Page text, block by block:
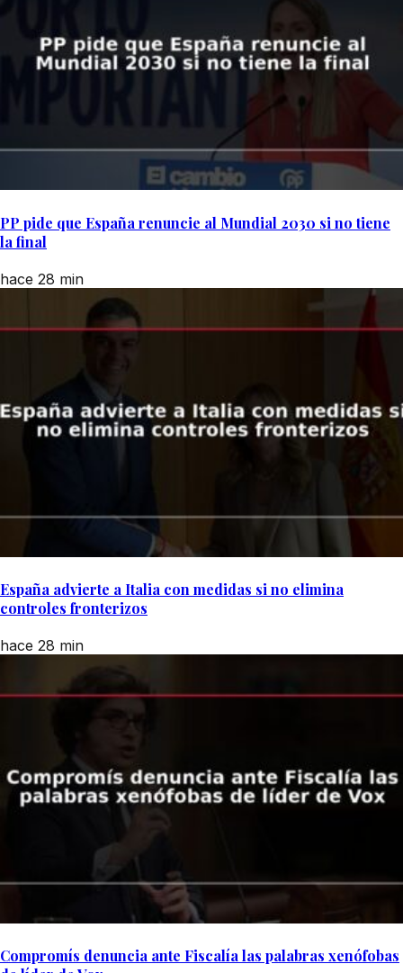
PP pide que España renuncie al Mundial 2030 si no tiene
la final
hace 28 min
España advierte a Italia con medidas si no elimina
controles fronterizos
hace 28 min
Compromís denuncia ante Fiscalía las palabras xenófobas